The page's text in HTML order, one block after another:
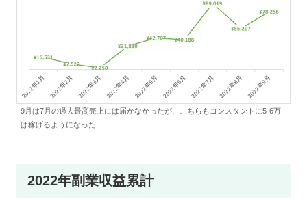
9月は7月の過去最高売上には届かなかったが、こちらもコンスタントに5-6万
は稼げるようになった
2022年副業収益累計